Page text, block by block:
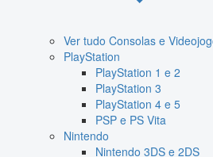
Ver tudo Consolas e
PlayStation
PlayStation 1 e 2
PlayStation 3
PlayStation 4 e 5
PSP e PS Vita
Nintendo
Nintendo 3DS e 2DS